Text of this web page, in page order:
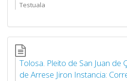
Testuala
Tolosa. Pleito de San Juan de
de Arrese Jiron Instancia: